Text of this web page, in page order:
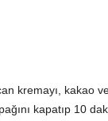
kremayı, kakao
kapatıp 10